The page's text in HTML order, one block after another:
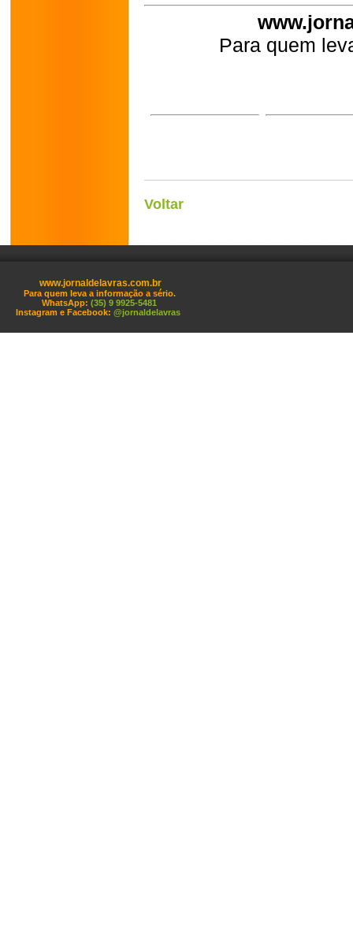
Para quem
Voltar
www.jornaldelavras.com.br
Para quem leva a informação a sério.
WhatsApp: (35) 9 9925-5481
Instagram e Facebook: @jornaldelavras